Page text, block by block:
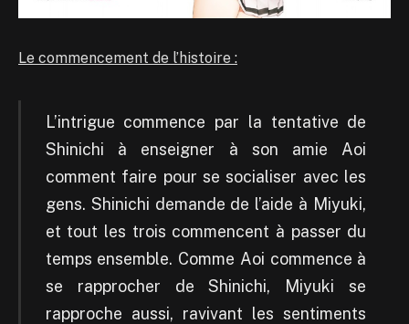
Le commencement de l’histoire :
L’intrigue commence par la tentative de
Shinichi à enseigner à son amie Aoi
comment faire pour se socialiser avec les
gens. Shinichi demande de l’aide à Miyuki,
et tout les trois commencent à passer du
temps ensemble. Comme Aoi commence à
se rapprocher de Shinichi, Miyuki se
rapproche aussi, ravivant les sentiments